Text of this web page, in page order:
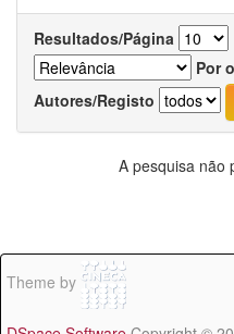
Resultados/Página
Por
Autores/Registo
A pesquisa não
Theme by